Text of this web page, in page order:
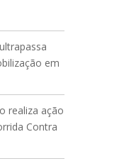
em
realiza ação
Contra